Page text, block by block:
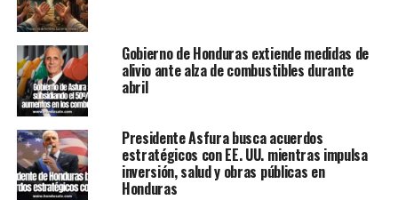
Gobierno de Honduras extiende medidas de
alivio ante alza de combustibles durante
abril
Presidente Asfura busca acuerdos
estratégicos con EE. UU. mientras impulsa
inversión, salud y obras públicas en
Honduras